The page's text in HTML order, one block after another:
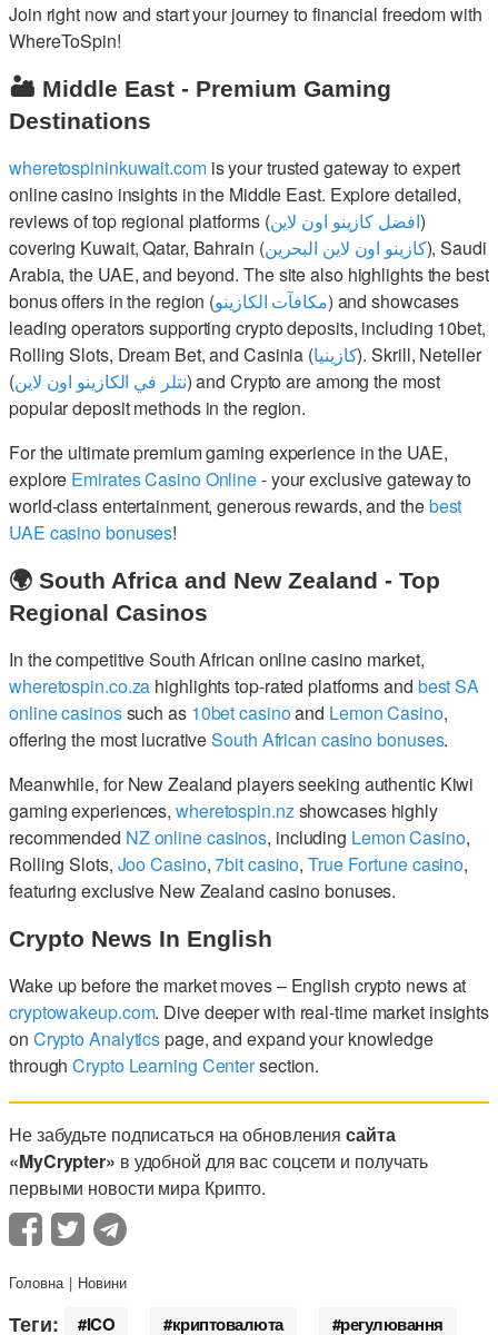
Join right now and start your journey to financial freedom with
WhereToSpin!
🏜️ Middle East - Premium Gaming
Destinations
wheretospininkuwait.comis your trusted gateway to expert
online casino insights in the Middle East. Explore detailed,
reviews of top regional platforms (افضل كازينو اون لاين)
covering Kuwait, Qatar, Bahrain (كازينو اون لاين البحرين), Saudi
Arabia, the UAE, and beyond. The site also highlights the best
bonus offers in the region (مكافآت الكازينو) and showcases
leading operators supporting crypto deposits, including 10bet,
Rolling Slots, Dream Bet, and Casinia (كازينيا). Skrill, Neteller
(نتلر في الكازينو اون لاين) and Crypto are among the most
popular deposit methods in the region.
For the ultimate premium gaming experience in the UAE,
explore Emirates Casino Online- your exclusive gateway to
world-class entertainment, generous rewards, and thebest
UAE casino bonuses!
🌍 South Africa and New Zealand - Top
Regional Casinos
In the competitive South African online casino market,
wheretospin.co.za highlights top-rated platforms and best SA
online casinossuch as 10bet casinoand Lemon Casino,
offering the most lucrativeSouth African casino bonuses.
Meanwhile, for New Zealand players seeking authentic Kiwi
gaming experiences, wheretospin.nzshowcases highly
recommended NZ online casinos, including Lemon Casino,
Rolling Slots, Joo Casino,7bit casino,True Fortune casino,
featuring exclusive New Zealand casino bonuses.
Crypto News In English
Wake up before the market moves – English crypto news at
cryptowakeup.com. Dive deeper with real-time market insights
on Crypto Analyticspage, and expand your knowledge
throughCrypto Learning Centersection.
Не забудьте подписаться на обновлениясайта
«MyCrypter» в удобной для вас соцсети и получать
первыми новости мира Крипто.
Головна Новини
Теги: ICO криптовалюта регулювання